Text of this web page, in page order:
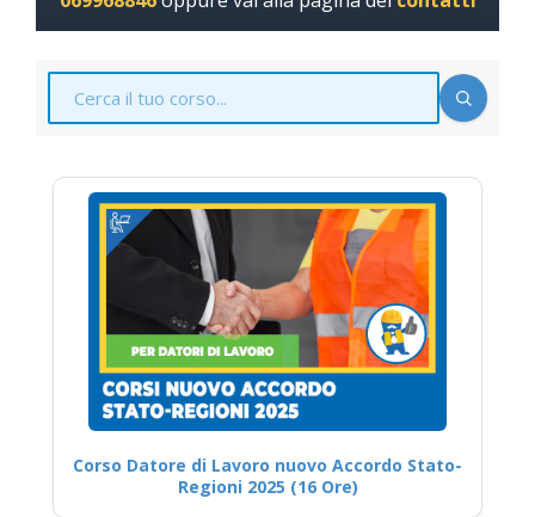
Corso Datore di Lavoro nuovo Accordo Stato-
Regioni 2025 (16 Ore)